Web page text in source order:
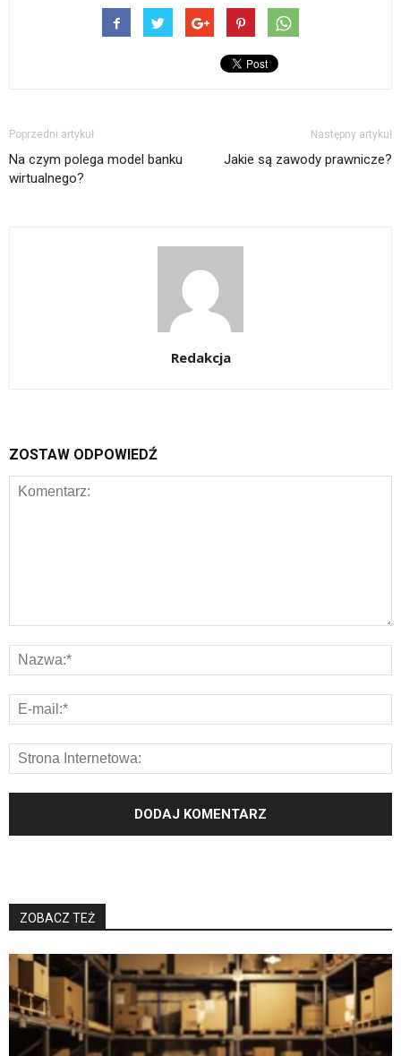
Poprzedni artykuł
Na czym polega model banku
wirtualnego?
Następny artykuł
Jakie są zawody prawnicze?
Redakcja
ZOSTAW ODPOWIEDŹ
ZOBACZ TEŻ